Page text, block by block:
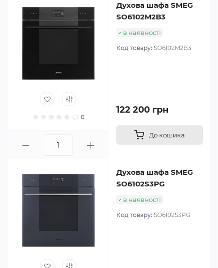
0
Духова шафа SMEG
SO6102M2B3
в наявності
Код товару: SO6102M2B3
122 200 грн
До кошика
Духова шафа SMEG
SO6102S3PG
в наявності
Код товару: SO6102S3PG